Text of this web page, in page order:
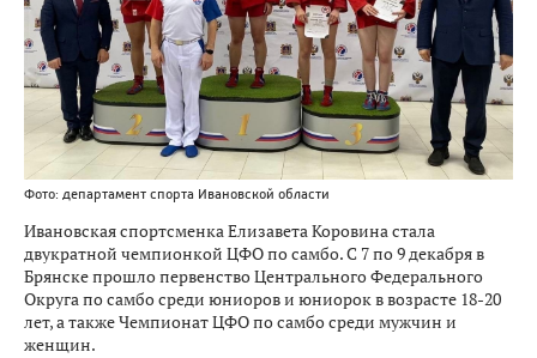
Фото: департамент спорта Ивановской области
Ивановская спортсменка Елизавета Коровина стала
двукратной чемпионкой ЦФО по самбо. С 7 по 9 декабря в
Брянске прошло первенство Центрального Федерального
Округа по самбо среди юниоров и юниорок в возрасте 18-20
лет, а также Чемпионат ЦФО по самбо среди мужчин и
женщин.